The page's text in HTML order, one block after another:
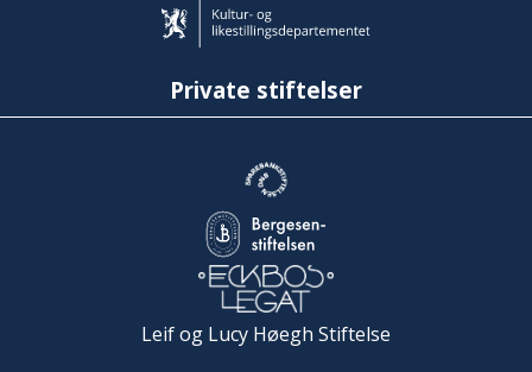
Private stiftelser
Leif og Lucy Høegh Stiftelse